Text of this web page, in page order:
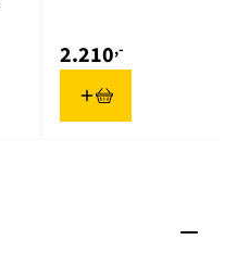
2.210,-